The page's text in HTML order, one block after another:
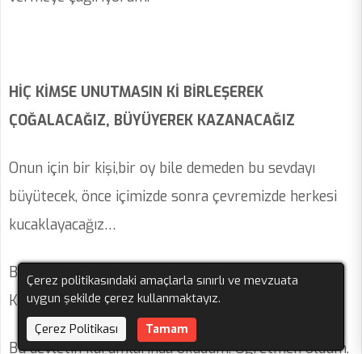
HİÇ KİMSE UNUTMASIN Kİ BİRLEŞEREK
ÇOĞALACAĞIZ, BÜYÜYEREK KAZANACAĞIZ
Onun için bir kişi,bir oy bile demeden bu sevdayı
büyütecek, önce içimizde sonra çevremizde herkesi
kucaklayacağız…
Beni çoğunuz tanıyorsunuz Adım Levent soyadım
Köksalan
Bu devletin kurumlarında okudum. Öğretmen oldum.
Çerez politikasındaki amaçlarla sınırlı ve mevzuata
uygun şekilde çerez kullanmaktayız.
Çerez Politikası
Tamam